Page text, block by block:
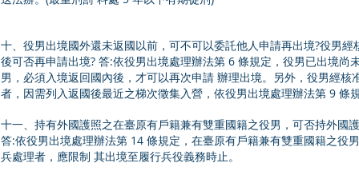
十、役男出境國外還未返國以前，可不可以委託他人申請再出境?役男
後可否再申請出境? 答:依役男出境處理辦法第 6 條規定，役男已出境
男，必須入境返回國內後，才可以再次申請 辦理出境。另外，役男經
者，因需列入返國後最近之梯次徵集入營，依役男出境處理辦法第 9 條
十一、持有外國護照之在臺原有戶籍兼有雙重國籍之役男，可否持外國
答:依役男出境處理辦法第 14 條規定，在臺原有戶籍兼有雙重國籍之役
兵處理者，應限制 其出境至履行兵役義務時止。